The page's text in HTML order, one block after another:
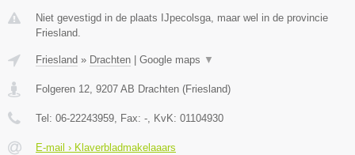
Niet gevestigd in de plaats IJpecolsga, maar wel in de provincie
Friesland.
Friesland » Drachten Google maps ▼
Folgeren 12, 9207 AB Drachten (Friesland)
Tel: 06-22243959, Fax: -, KvK: 01104930
E-mail › Klaverbladmakelaaars